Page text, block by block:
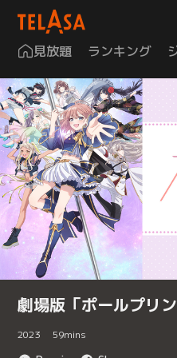
見放題 ランキング
劇場版「ポールプリ
2023 59mins